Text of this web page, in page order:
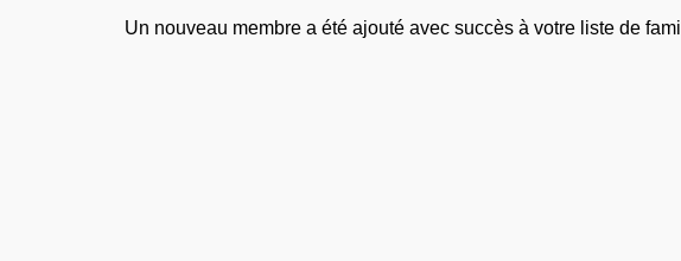
Un nouveau membre a été ajouté avec succès à votre liste de